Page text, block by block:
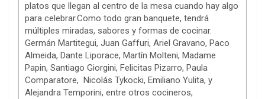
platos que llegan al centro de la mesa cuando hay algo
para celebrar.Como todo gran banquete, tendrá
múltiples miradas, sabores y formas de cocinar.
Germán Martitegui, Juan Gaffuri, Ariel Gravano, Paco
Almeida, Dante Liporace, Martín Molteni, Madame
Papin, Santiago Giorgini, Felicitas Pizarro, Paula
Comparatore, Nicolás Tykocki, Emiliano Yulita, y
Alejandra Temporini, entre otros cocineros,